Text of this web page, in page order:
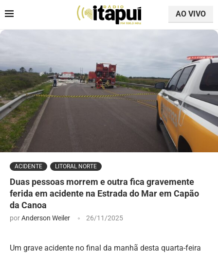
AO VIVO
ACIDENTE LITORAL NORTE
Duas pessoas morrem e outra fica gravemente
ferida em acidente na Estrada do Mar em Capão
da Canoa
porAnderson Weiler 26/11/2025
Um grave acidente no final da manhã desta quarta-feira